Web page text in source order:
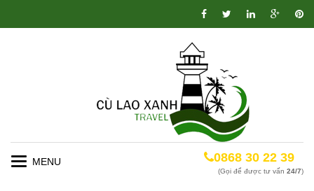
Toggle
0868 30 22 39
(Gọi để được tư vấn 24/7)